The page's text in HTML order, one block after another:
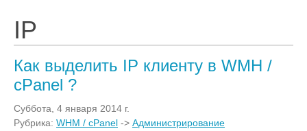
IP
Как выделить IP клиенту в WMH /
cPanel ?
Суббота, 4 января 2014 г.
Рубрика: WHM / cPanel -> Администрирование